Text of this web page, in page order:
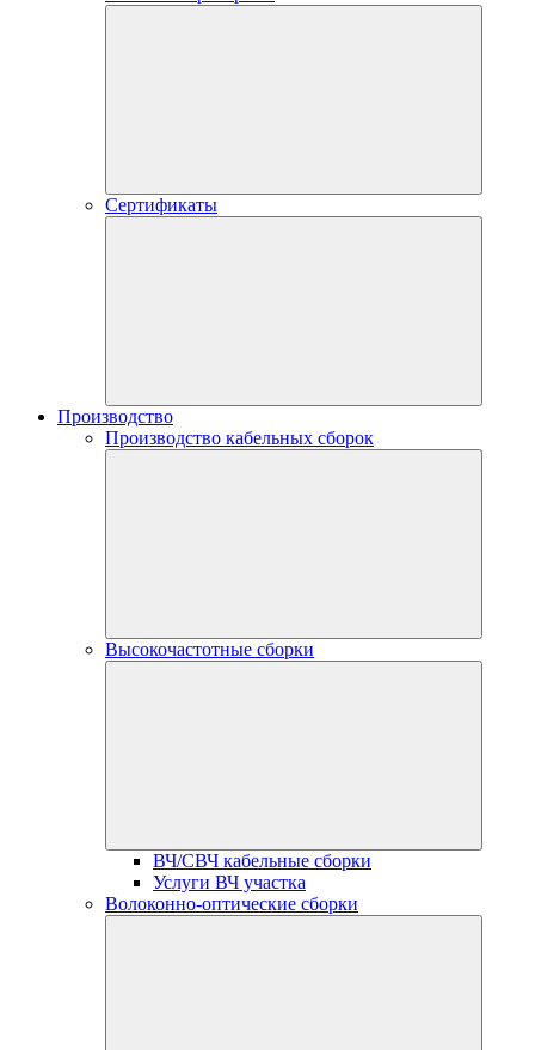
Сертификаты
Производство
Производство кабельных сборок
Высокочастотные сборки
ВЧ/СВЧ кабельные сборки
Услуги ВЧ участка
Волоконно-оптические сборки